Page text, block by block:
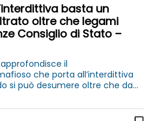
basta un
oltre che legami
Consiglio di Stato –
il
che porta all’interdittiva
si può desumere oltre che da